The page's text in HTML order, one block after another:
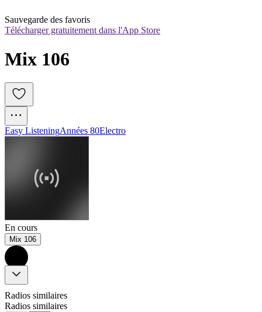
Sauvegarde des favoris
Télécharger gratuitement dans l'App Store
Mix 106
Easy ListeningAnnées 80Electro
En cours
Mix 106
Radios similaires
Radios similaires